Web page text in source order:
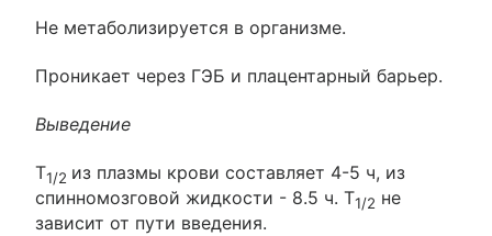
Не метаболизируется в организме.
Проникает через ГЭБ и плацентарный барьер.
Выведение
T1/2 из плазмы крови составляет 4-5 ч, из
спинномозговой жидкости - 8.5 ч. T1/2 не
зависит от пути введения.